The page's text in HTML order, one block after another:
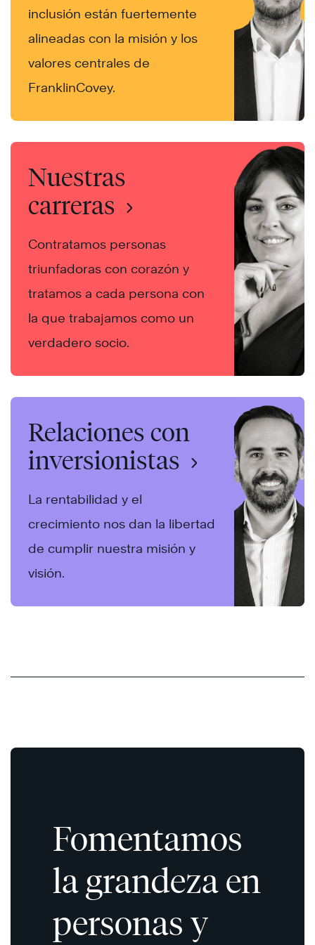
inclusión están fuertemente
alineadas con la misión y los
valores centrales de
FranklinCovey.
Nuestras
carreras
Contratamos personas
triunfadoras con corazón y
tratamos a cada persona con
la que trabajamos como un
verdadero socio.
Relaciones con
inversionistas
La rentabilidad y el
crecimiento nos dan la libertad
de cumplir nuestra misión y
visión.
Fomentamos
la grandeza en
personas y